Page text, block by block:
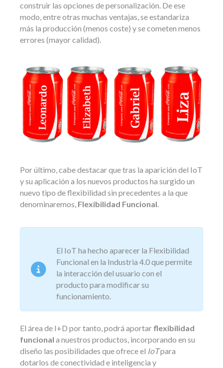
construir las opciones de personalización. De ese
modo, entre otras muchas ventajas, se estandariza
más la producción (menos coste) y se cometen menos
errores (mayor calidad).
Por último, cabe destacar que tras la aparición del IoT
y su aplicación a los nuevos productos ha surgido un
nuevo tipo de flexibilidad sin precedentes a la que
denominaremos, Flexibilidad Funcional.
El IoT ha hecho aparecer la Flexibilidad
Funcional en la Industria 4.0 que permite
la interacción del usuario con el
producto para modificar su
funcionamiento.
El área de I+D por tanto, podrá aportar flexibilidad
funcional a nuestros productos, incorporando en su
diseño las posibilidades que ofrece el IoTpara
dotarlos de conectividad e inteligencia y